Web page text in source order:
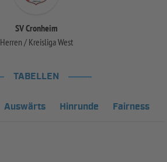
SV Cronheim
Herren / Kreisliga West
TABELLEN
Auswärts Hinrunde Fairness